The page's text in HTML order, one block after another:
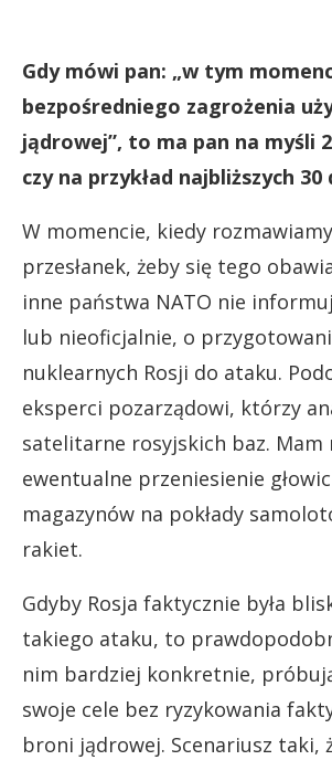
Gdy mówi pan: „w tym
bezpośredniego zagrożenia
jądrowej”, to ma pan na myśli
czy na przykład najbliższych 30
W momencie, kiedy
przesłanek, żeby się tego
inne państwa NATO nie
lub nieoficjalnie, o
nuklearnych Rosji do ataku.
eksperci pozarządowi, którzy
satelitarne rosyjskich baz. Mam
ewentualne przeniesienie
magazynów na pokłady
rakiet.
Gdyby Rosja faktycznie była
takiego ataku, to
nim bardziej konkretnie,
swoje cele bez ryzykowania
broni jądrowej. Scenariusz taki,